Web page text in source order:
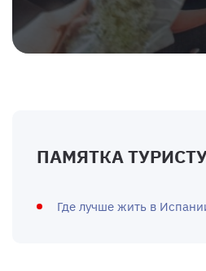
ПАМЯТКА
Где лучше жить в